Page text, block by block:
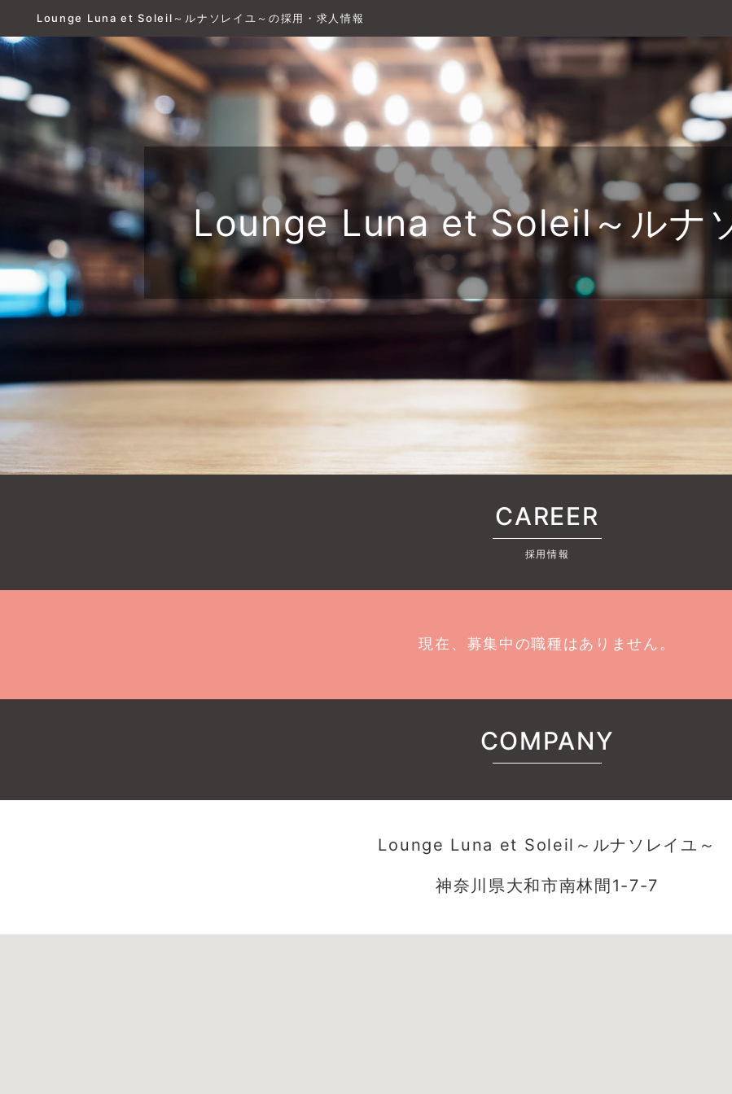
Lounge Luna et Soleil～ルナソレイユ～の採用・求人情報
Lounge Luna et Soleil～ルナ
CAREER
採用情報
現在、募集中の職種はありません。
COMPANY
Lounge Luna et Soleil～ルナソレイユ～
神奈川県大和市南林間1-7-7